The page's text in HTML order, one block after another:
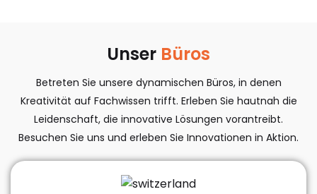
Unser Büros​
Betreten Sie unsere dynamischen Büros, in denen
Kreativität auf Fachwissen trifft. Erleben Sie hautnah die
Leidenschaft, die innovative Lösungen vorantreibt.
Besuchen Sie uns und erleben Sie Innovationen in Aktion.